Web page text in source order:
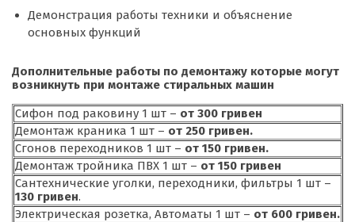
Демонстрация работы техники и объяснение
основных функций
Дополнительные работы по демонтажу которые могут
возникнуть при монтаже стиральных машин
Сифон под раковину 1 шт – от 300 гривен
Демонтаж краника 1 шт – от 250 гривен.
Сгонов переходников 1 шт – от 150 гривен.
Демонтаж тройника ПВХ 1 шт – от 150 гривен
Сантехнические уголки, переходники, фильтры 1 шт –
130 гривен.
Электрическая розетка, Автоматы 1 шт – от 600 гривен.